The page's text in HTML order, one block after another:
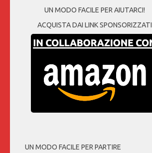
UN MODO FACILE PER AIUTARCI!
ACQUISTA DAI LINK SPONSORIZZATI
UN MODO FACILE PER PARTIRE